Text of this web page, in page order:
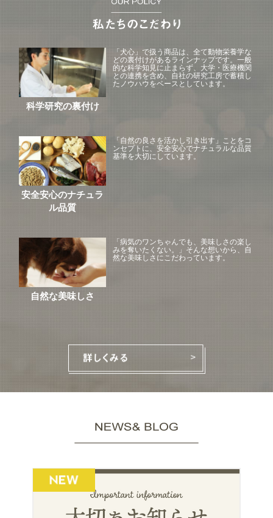
科学研究の裏付け
「犬心」で扱う商品は、全て動物栄養学な
どの裏付けがあるラインナップです。一般
的な科学知見に止まらず、大学・医療機関
との連携を含め、自社の研究工房で蓄積し
たノウハウをベースとしています。
安全安心のナチュラ
ル品質
「自然の良さを活かし引き出す」ことをコ
ンセプトに、安全安心でナチュラルな品質
基準を大切にしています。
自然な美味しさ
「病気のワンちゃんでも、美味しさの楽し
みを奪いたくない。」そんな想いから、自
然な美味しさにこだわっています。